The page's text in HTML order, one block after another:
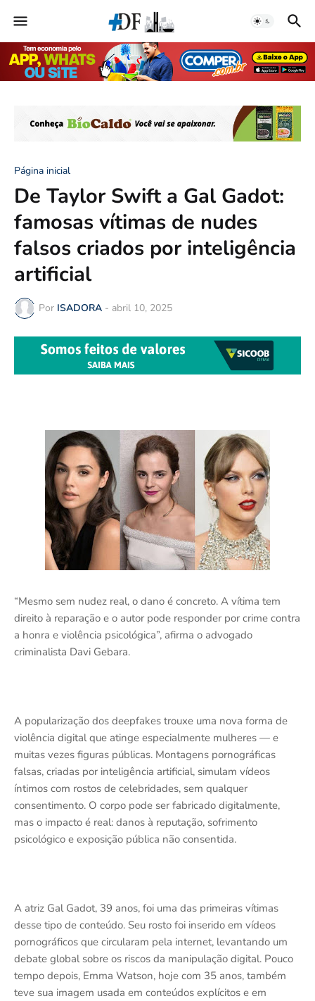
Página inicial
De Taylor Swift a Gal Gadot:
famosas vítimas de nudes
falsos criados por inteligência
artificial
Por ISADORA - abril 10, 2025
“Mesmo sem nudez real, o dano é concreto. A vítima tem
direito à reparação e o autor pode responder por crime contra
a honra e violência psicológica”, afirma o advogado
criminalista Davi Gebara.
A popularização dos deepfakes trouxe uma nova forma de
violência digital que atinge especialmente mulheres — e
muitas vezes figuras públicas. Montagens pornográficas
falsas, criadas por inteligência artificial, simulam vídeos
íntimos com rostos de celebridades, sem qualquer
consentimento. O corpo pode ser fabricado digitalmente,
mas o impacto é real: danos à reputação, sofrimento
psicológico e exposição pública não consentida.
A atriz Gal Gadot, 39 anos, foi uma das primeiras vítimas
desse tipo de conteúdo. Seu rosto foi inserido em vídeos
pornográficos que circularam pela internet, levantando um
debate global sobre os riscos da manipulação digital. Pouco
tempo depois, Emma Watson, hoje com 35 anos, também
teve sua imagem usada em conteúdos explícitos e em